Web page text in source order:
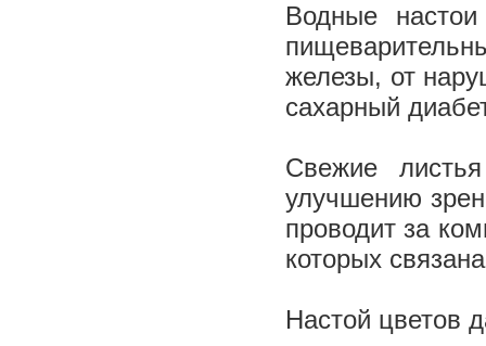
Водные
железы, от
сахарный
Свежие
улучшению
проводит за
которых
Настой цветов